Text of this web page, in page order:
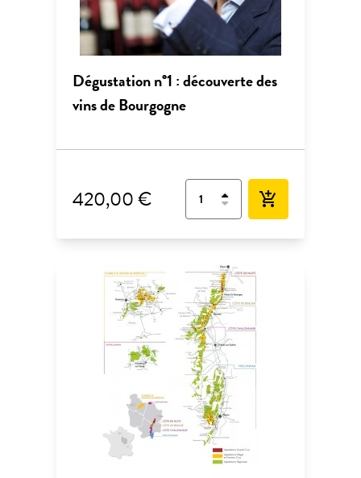
Dégustation n°1 : découverte des
vins de Bourgogne
420,00 € add_shopping_cart